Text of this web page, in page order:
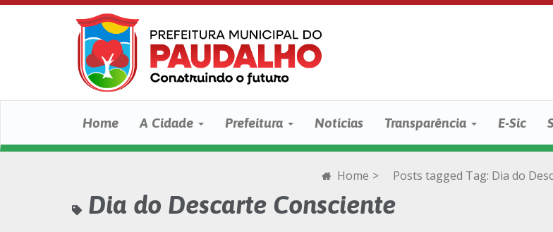
Home A Cidade Prefeitura Notícias Transparência E-Sic
Home > Posts tagged Tag: Dia do
Dia do Descarte Consciente